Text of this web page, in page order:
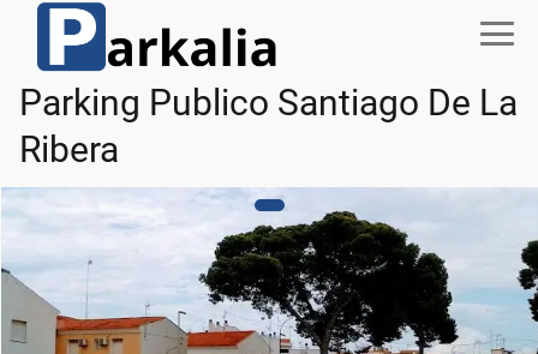
Parking Publico Santiago De La
Ribera